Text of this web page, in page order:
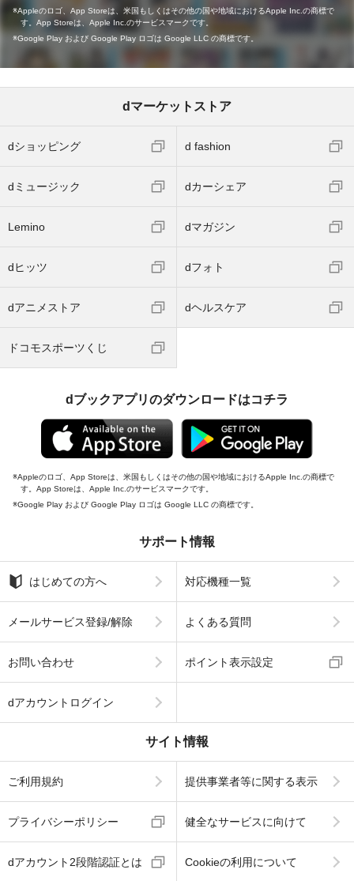
Appleのロゴ、App Storeは、米国もしくはその他の国や地域におけるApple Inc.の商標で
す。App Storeは、Apple Inc.のサービスマークです。
Google Play および Google Play ロゴは Google LLC の商標です。
dマーケットストア
dショッピング d fashion
dミュージック dカーシェア
Lemino dマガジン
dヒッツ dフォト
dアニメストア dヘルスケア
ドコモスポーツくじ
dブックアプリのダウンロードはコチラ
Appleのロゴ、App Storeは、米国もしくはその他の国や地域におけるApple Inc.の商標で
す。App Storeは、Apple Inc.のサービスマークです。
Google Play および Google Play ロゴは Google LLC の商標です。
サポート情報
はじめての方へ 対応機種一覧
メールサービス登録/解除 よくある質問
お問い合わせ ポイント表示設定
dアカウントログイン
サイト情報
ご利用規約 提供事業者等に関する表示
プライバシーポリシー 健全なサービスに向けて
dアカウント2段階認証とは Cookieの利用について